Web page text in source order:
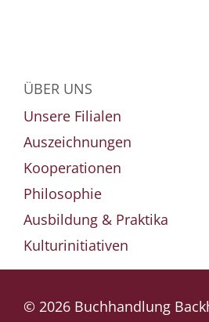
ÜBER UNS
Unsere Filialen
Auszeichnungen
Kooperationen
Philosophie
Ausbildung & Praktika
Kulturinitiativen
© 2026 Buchhandlung